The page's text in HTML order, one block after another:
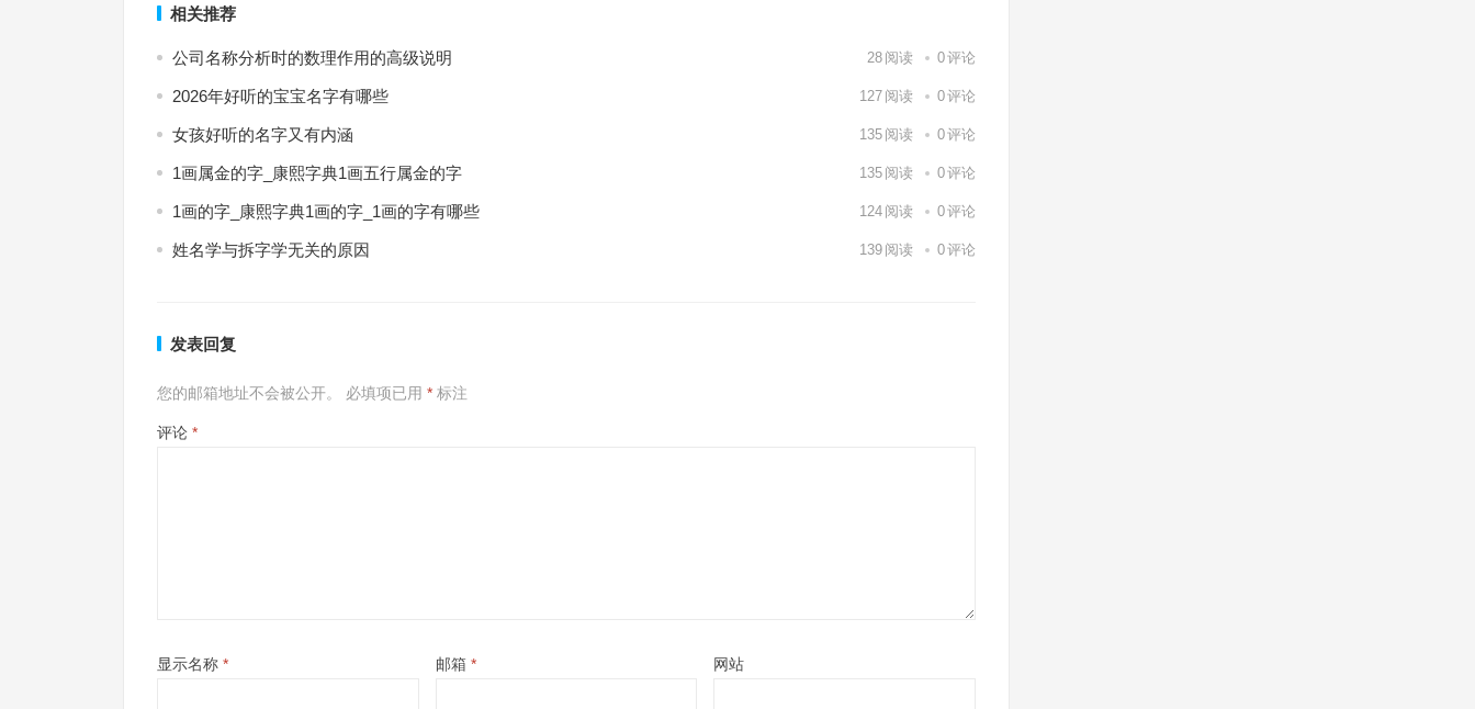
相关推荐
公司名称分析时的数理作用的高级说明 28 阅读 0评论
2026年好听的宝宝名字有哪些 127 阅读 0评论
女孩好听的名字又有内涵 135 阅读 0评论
1画属金的字_康熙字典1画五行属金的字 135 阅读 0评论
1画的字_康熙字典1画的字_1画的字有哪些 124 阅读 0评论
姓名学与拆字学无关的原因 139 阅读 0评论
发表回复
您的邮箱地址不会被公开。 必填项已用 * 标注
评论 *
显示名称 * 邮箱 * 网站